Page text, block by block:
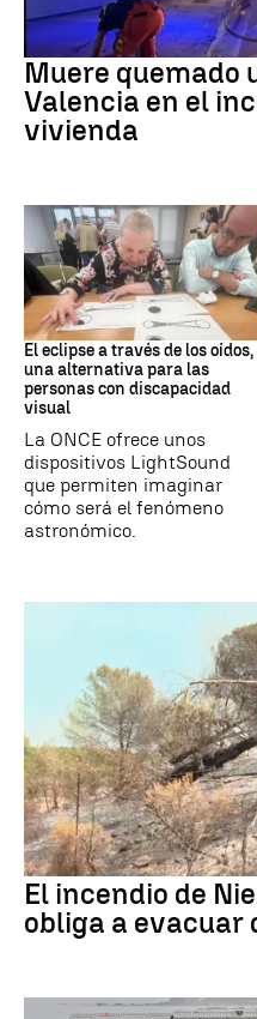
INCENDIO
Muere quemado
Valencia en el
vivienda
Eclipse solar
El eclipse a través de los oídos,
una alternativa para las
personas con discapacidad
visual
La ONCE ofrece unos
dispositivos LightSound
que permiten imaginar
cómo será el fenómeno
astronómico.
El incendio de
obliga a evacuar